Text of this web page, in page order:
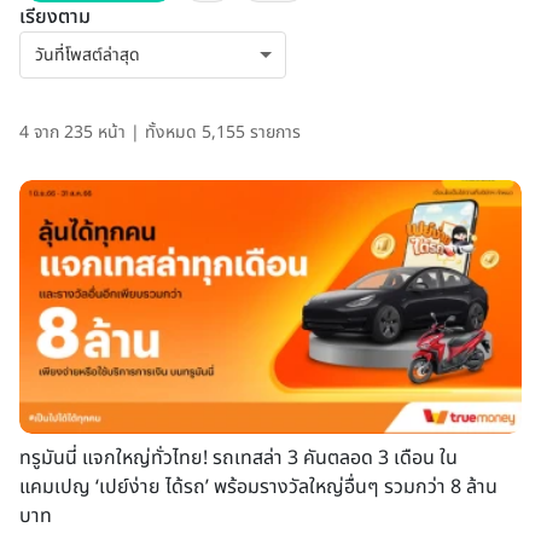
เรียงตาม
4 จาก 235 หน้า | ทั้งหมด 5,155 รายการ
ทรูมันนี่ แจกใหญ่ทั่วไทย! รถเทสล่า 3 คันตลอด 3 เดือน ใน
แคมเปญ ‘เปย์ง่าย ได้รถ’ พร้อมรางวัลใหญ่อื่นๆ รวมกว่า 8 ล้าน
บาท